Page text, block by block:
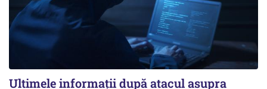
Ultimele informații după atacul asupra